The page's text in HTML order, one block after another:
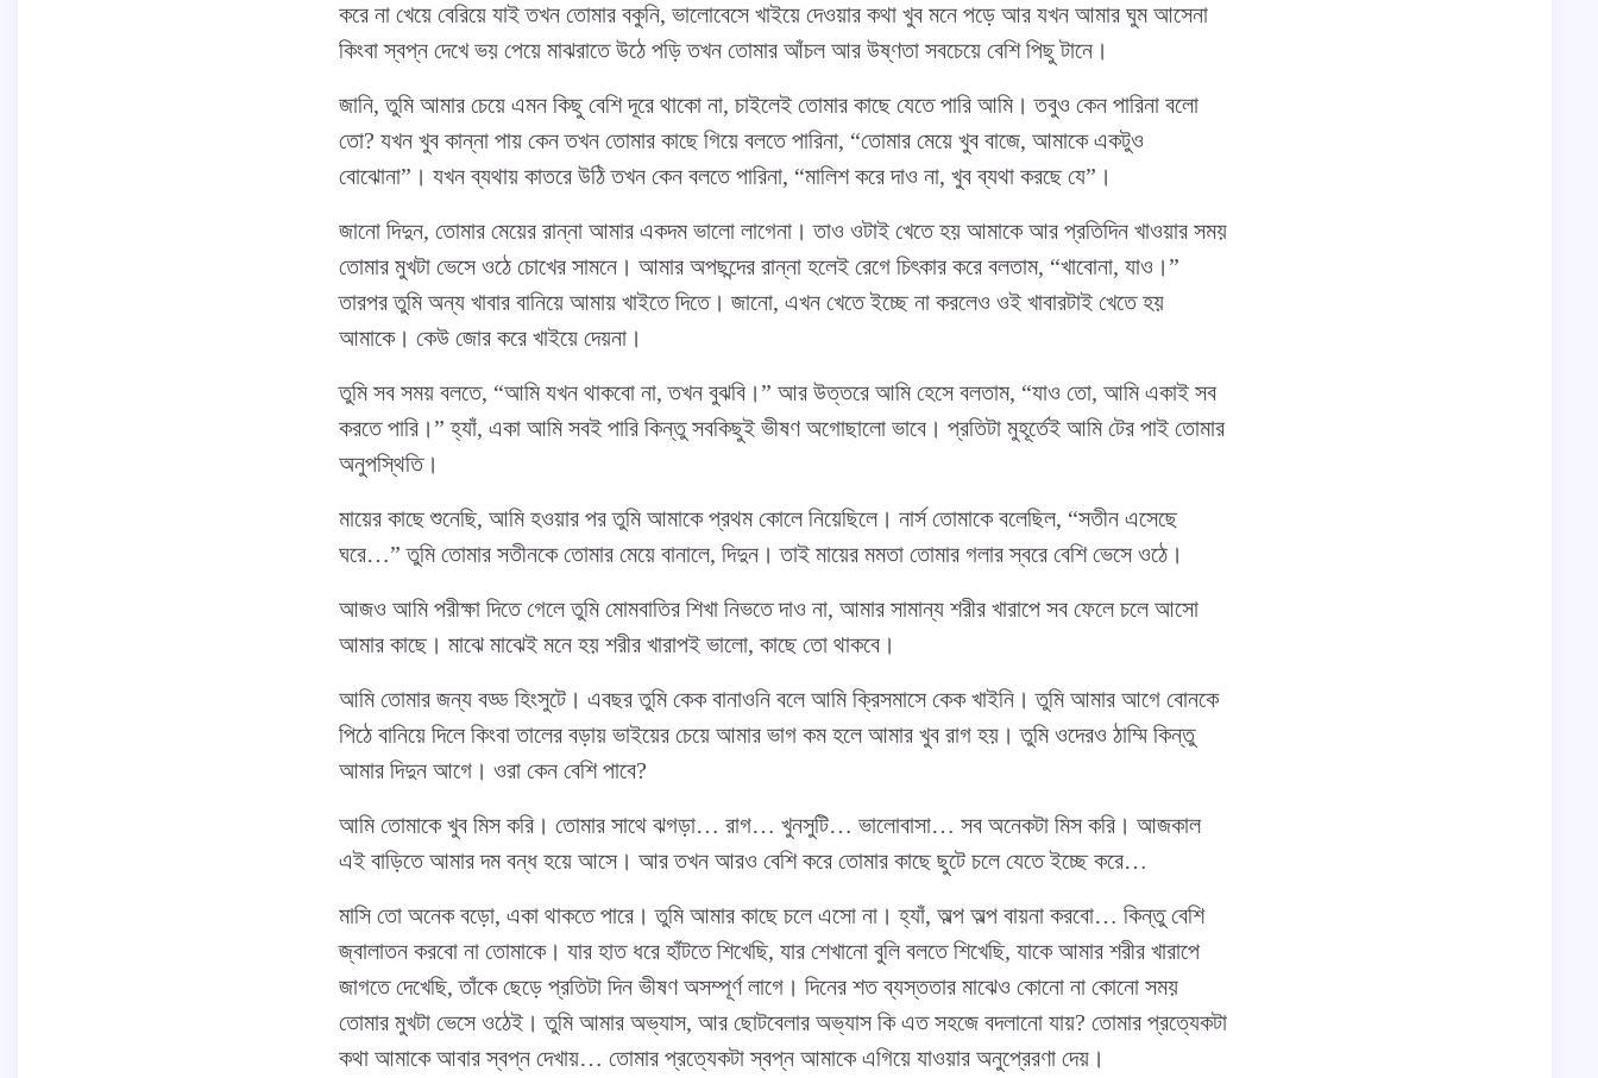
করে না খেয়ে বেরিয়ে যাই তখন তোমার বকুনি, ভালোবেসে খাইয়ে দেওয়ার কথা খুব মনে পড়ে আর যখন আমার ঘুম আসেনা
কিংবা স্বপ্ন দেখে ভয় পেয়ে মাঝরাতে উঠে পড়ি তখন তোমার আঁচল আর উষ্ণতা সবচেয়ে বেশি পিছু টানে।
জানি, তুমি আমার চেয়ে এমন কিছু বেশি দূরে থাকো না, চাইলেই তোমার কাছে যেতে পারি আমি। তবুও কেন পারিনা বলো
তো? যখন খুব কান্না পায় কেন তখন তোমার কাছে গিয়ে বলতে পারিনা, “তোমার মেয়ে খুব বাজে, আমাকে একটুও
বোঝোনা”। যখন ব্যথায় কাতরে উঠি তখন কেন বলতে পারিনা, “মালিশ করে দাও না, খুব ব্যথা করছে যে”।
জানো দিদুন, তোমার মেয়ের রান্না আমার একদম ভালো লাগেনা। তাও ওটাই খেতে হয় আমাকে আর প্রতিদিন খাওয়ার সময়
তোমার মুখটা ভেসে ওঠে চোখের সামনে। আমার অপছন্দের রান্না হলেই রেগে চিৎকার করে বলতাম, “খাবোনা, যাও।”
তারপর তুমি অন্য খাবার বানিয়ে আমায় খাইতে দিতে। জানো, এখন খেতে ইচ্ছে না করলেও ওই খাবারটাই খেতে হয়
আমাকে। কেউ জোর করে খাইয়ে দেয়না।
তুমি সব সময় বলতে, “আমি যখন থাকবো না, তখন বুঝবি।” আর উত্তরে আমি হেসে বলতাম, “যাও তো, আমি একাই সব
করতে পারি।” হ্যাঁ, একা আমি সবই পারি কিন্তু সবকিছুই ভীষণ অগোছালো ভাবে। প্রতিটা মুহূর্তেই আমি টের পাই তোমার
অনুপস্থিতি।
মায়ের কাছে শুনেছি, আমি হওয়ার পর তুমি আমাকে প্রথম কোলে নিয়েছিলে। নার্স তোমাকে বলেছিল, “সতীন এসেছে
ঘরে…” তুমি তোমার সতীনকে তোমার মেয়ে বানালে, দিদুন। তাই মায়ের মমতা তোমার গলার স্বরে বেশি ভেসে ওঠে।
আজও আমি পরীক্ষা দিতে গেলে তুমি মোমবাতির শিখা নিভতে দাও না, আমার সামান্য শরীর খারাপে সব ফেলে চলে আসো
আমার কাছে। মাঝে মাঝেই মনে হয় শরীর খারাপই ভালো, কাছে তো থাকবে।
আমি তোমার জন্য বড্ড হিংসুটে। এবছর তুমি কেক বানাওনি বলে আমি ক্রিসমাসে কেক খাইনি। তুমি আমার আগে বোনকে
পিঠে বানিয়ে দিলে কিংবা তালের বড়ায় ভাইয়ের চেয়ে আমার ভাগ কম হলে আমার খুব রাগ হয়। তুমি ওদেরও ঠাম্মি কিন্তু
আমার দিদুন আগে। ওরা কেন বেশি পাবে?
আমি তোমাকে খুব মিস করি। তোমার সাথে ঝগড়া… রাগ… খুনসুটি… ভালোবাসা… সব অনেকটা মিস করি। আজকাল
এই বাড়িতে আমার দম বন্ধ হয়ে আসে। আর তখন আরও বেশি করে তোমার কাছে ছুটে চলে যেতে ইচ্ছে করে…
মাসি তো অনেক বড়ো, একা থাকতে পারে। তুমি আমার কাছে চলে এসো না। হ্যাঁ, অল্প অল্প বায়না করবো… কিন্তু বেশি
জ্বালাতন করবো না তোমাকে। যার হাত ধরে হাঁটতে শিখেছি, যার শেখানো বুলি বলতে শিখেছি, যাকে আমার শরীর খারাপে
জাগতে দেখেছি, তাঁকে ছেড়ে প্রতিটা দিন ভীষণ অসম্পূর্ণ লাগে। দিনের শত ব্যস্ততার মাঝেও কোনো না কোনো সময়
তোমার মুখটা ভেসে ওঠেই। তুমি আমার অভ্যাস, আর ছোটবেলার অভ্যাস কি এত সহজে বদলানো যায়? তোমার প্রত্যেকটা
কথা আমাকে আবার স্বপ্ন দেখায়… তোমার প্রত্যেকটা স্বপ্ন আমাকে এগিয়ে যাওয়ার অনুপ্রেরণা দেয়।